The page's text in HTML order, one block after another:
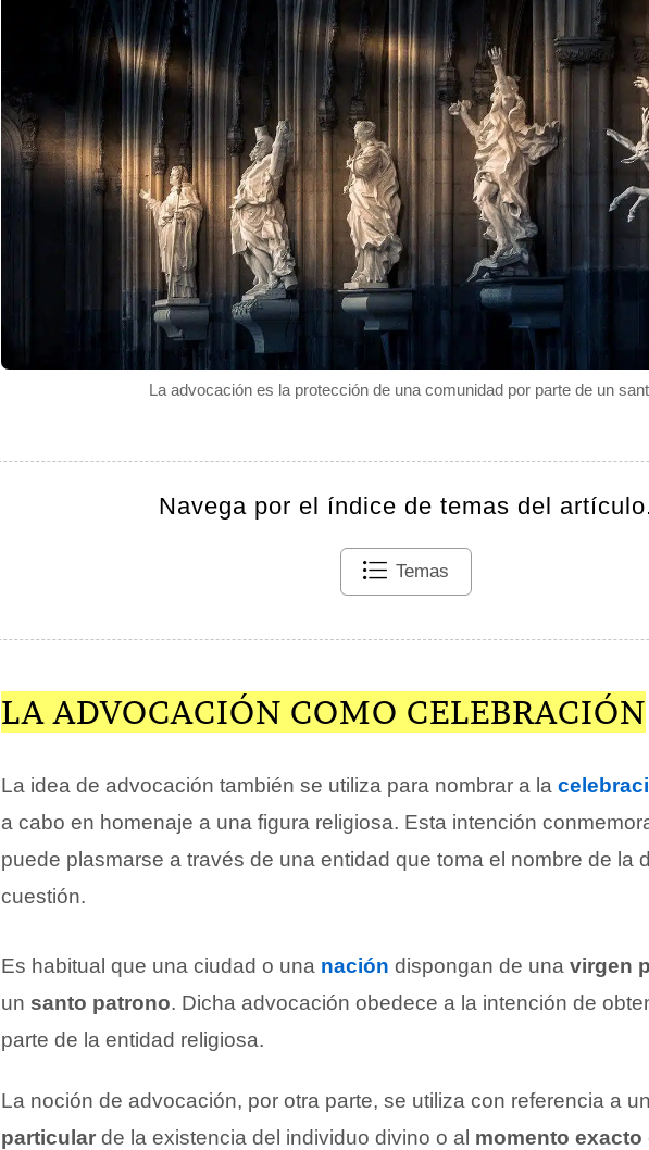
La advocación es la protección de una comunidad por parte de un
Navega por el índice de temas del
Temas
LA ADVOCACIÓN COMO CELEBRACIÓN
La idea de advocación también se utiliza para nombrar a la
a cabo en homenaje a una figura religiosa. Esta intención
puede plasmarse a través de una entidad que toma el nombre de la
cuestión.
Es habitual que una ciudad o una nación dispongan de una virgen
un santo patrono. Dicha advocación obedece a la intención de
parte de la entidad religiosa.
La noción de advocación, por otra parte, se utiliza con referencia a
particular de la existencia del individuo divino o al momento exacto